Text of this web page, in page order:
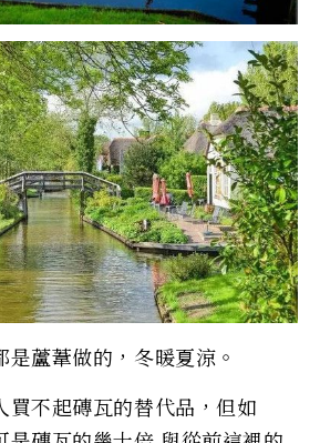
蘆葦做的，冬暖夏涼。
買不起磚瓦的替代品，但如